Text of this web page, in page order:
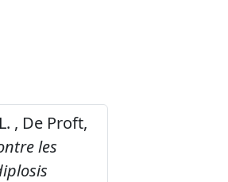
, De Proft,
les